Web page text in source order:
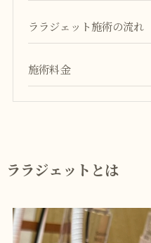
ララジェット施術の流れ
施術料金
ララジェットとは